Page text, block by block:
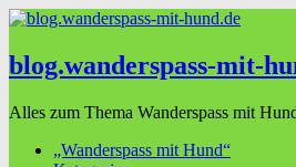
blog.wanderspass-mit-
Alles zum Thema Wanderspass mit
„Wanderspass mit Hund“